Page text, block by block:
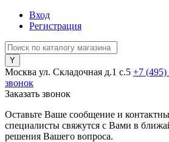
Вход
Регистрация
Москва ул. Складочная д.1 c.5 +7 (495)
звонок
Заказать звонок
Оставьте Ваше сообщение и
специалисты свяжутся с Вами в
решения Вашего вопроса.